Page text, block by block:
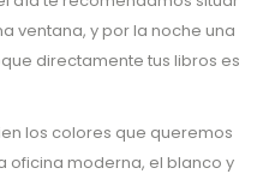
ventana, y por la noche una
directamente tus libros es
los colores que queremos
oficina moderna, el blanco y